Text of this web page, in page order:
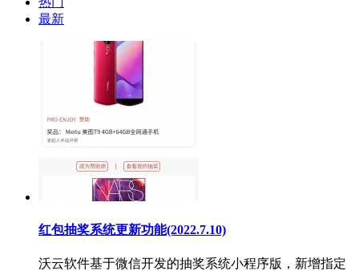
最新
红包抽奖系统更新功能(2022.7.10)
沃云软件基于微信开发的抽奖系统小程序版，新增指定